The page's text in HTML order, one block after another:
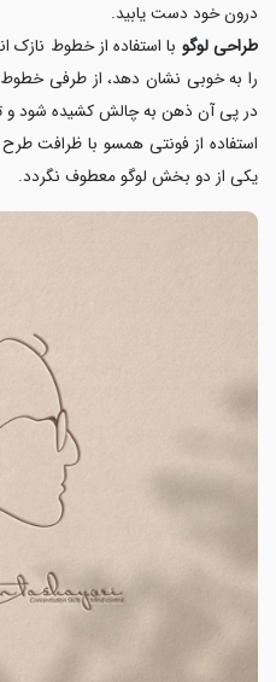
درون خود دست یابید.
طراحی لوگو با استفاده از خطوط
را به خوبی نشان دهد، از طرفی خطوط
در پی آن ذهن به چالش کشیده شود و
استفاده از فونتی همسو با ظرافت
یکی از دو بخش لوگو معطوف نگردد.